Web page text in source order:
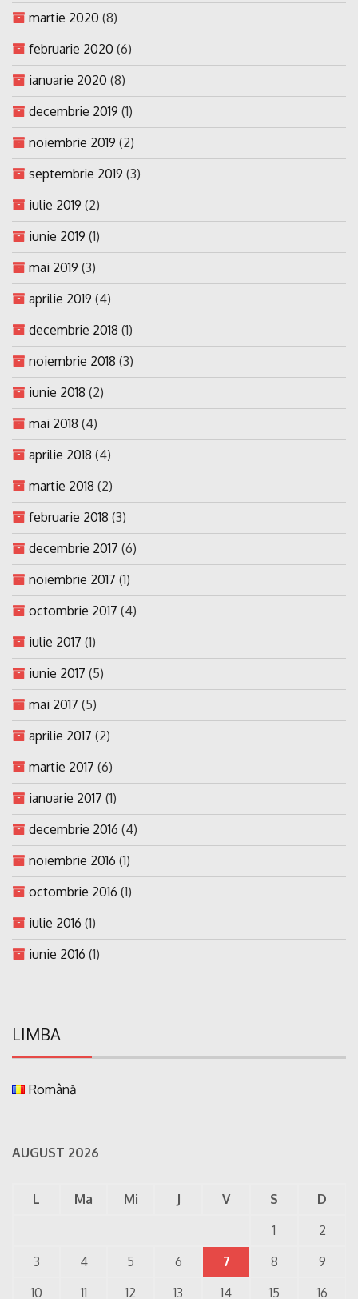
martie 2020 (8)
februarie 2020 (6)
ianuarie 2020 (8)
decembrie 2019 (1)
noiembrie 2019 (2)
septembrie 2019 (3)
iulie 2019 (2)
iunie 2019 (1)
mai 2019 (3)
aprilie 2019 (4)
decembrie 2018 (1)
noiembrie 2018 (3)
iunie 2018 (2)
mai 2018 (4)
aprilie 2018 (4)
martie 2018 (2)
februarie 2018 (3)
decembrie 2017 (6)
noiembrie 2017 (1)
octombrie 2017 (4)
iulie 2017 (1)
iunie 2017 (5)
mai 2017 (5)
aprilie 2017 (2)
martie 2017 (6)
ianuarie 2017 (1)
decembrie 2016 (4)
noiembrie 2016 (1)
octombrie 2016 (1)
iulie 2016 (1)
iunie 2016 (1)
LIMBA
Română
AUGUST 2026
L Ma Mi J V S
D
1
2
3
4 5 6 7 8
9
10
11 12 13 14 15 16